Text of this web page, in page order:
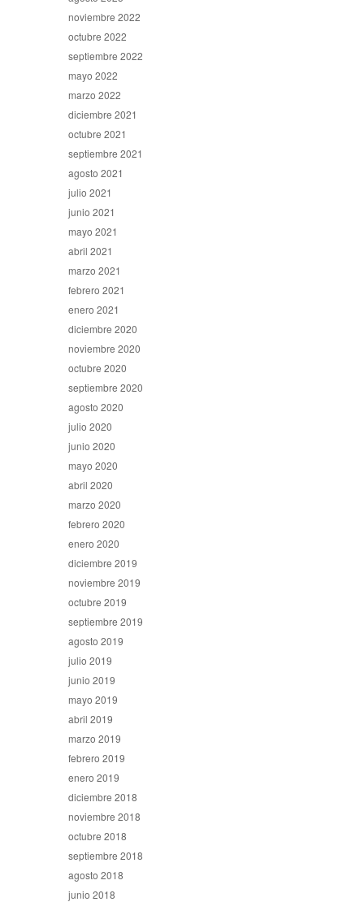
noviembre 2022
octubre 2022
septiembre 2022
mayo 2022
marzo 2022
diciembre 2021
octubre 2021
septiembre 2021
agosto 2021
julio 2021
junio 2021
mayo 2021
abril 2021
marzo 2021
febrero 2021
enero 2021
diciembre 2020
noviembre 2020
octubre 2020
septiembre 2020
agosto 2020
julio 2020
junio 2020
mayo 2020
abril 2020
marzo 2020
febrero 2020
enero 2020
diciembre 2019
noviembre 2019
octubre 2019
septiembre 2019
agosto 2019
julio 2019
junio 2019
mayo 2019
abril 2019
marzo 2019
febrero 2019
enero 2019
diciembre 2018
noviembre 2018
octubre 2018
septiembre 2018
agosto 2018
junio 2018